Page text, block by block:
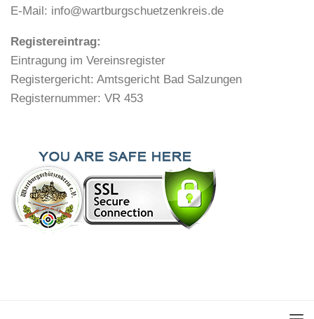
E-Mail: info@wartburgschuetzenkreis.de
Registereintrag:
Eintragung im Vereinsregister
Registergericht: Amtsgericht Bad Salzungen
Registernummer: VR 453